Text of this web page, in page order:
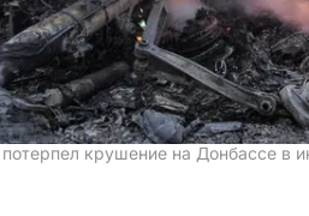
потерпел крушение на Донбассе в